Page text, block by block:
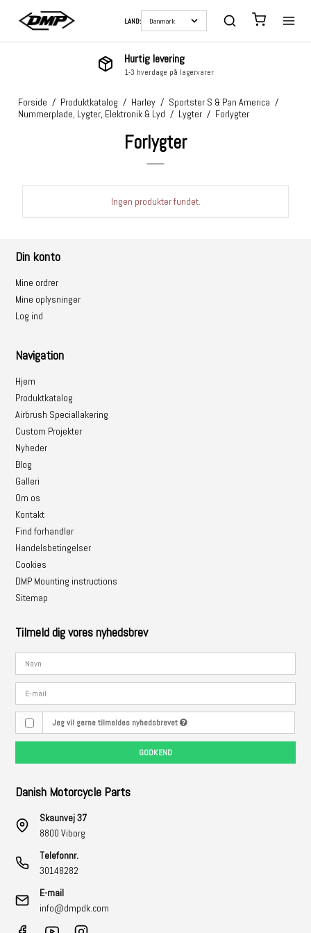
LAND:
Hurtig levering
1-3 hverdage på lagervarer
Forside / Produktkatalog / Harley / Sportster S & Pan America /
Nummerplade, Lygter, Elektronik & Lyd / Lygter / Forlygter
Forlygter
Ingen produkter fundet.
Din konto
Mine ordrer
Mine oplysninger
Log ind
Navigation
Hjem
Produktkatalog
Airbrush Speciallakering
Custom Projekter
Nyheder
Blog
Galleri
Om os
Kontakt
Find forhandler
Handelsbetingelser
Cookies
DMP Mounting instructions
Sitemap
Tilmeld dig vores nyhedsbrev
Jeg vil gerne tilmeldes nyhedsbrevet
GODKEND
Danish Motorcycle Parts
Skaunvej 37
8800 Viborg
Telefonnr.
30148282
E-mail
info@dmpdk.com